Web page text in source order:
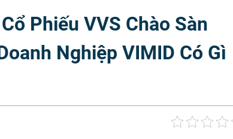
Phiếu VVS Chào Sàn
Nghiệp VIMID Có Gì